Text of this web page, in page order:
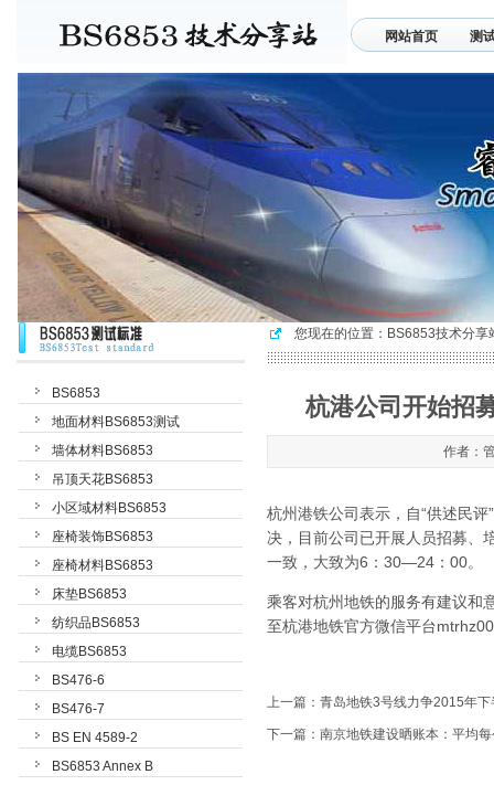
网站首页 测
联系我们
BS6853
地面材料BS6853测试
墙体材料BS6853
吊顶天花BS6853
小区域材料BS6853
座椅装饰BS6853
座椅材料BS6853
床垫BS6853
纺织品BS6853
电缆BS6853
BS476-6
BS476-7
BS EN 4589-2
BS6853 Annex B
您现在的位置： BS6853技术分享
杭港公司开始招
作者：
杭州港铁公司表示，自“供述民
决，目前公司已开展人员招募、
一致，大致为6：30—24：00。
乘客对杭州地铁的服务有建议和
至杭港地铁官方微信平台
上一篇： 青岛地铁3号线力争2015年下
下一篇： 南京地铁建设晒账本：平均